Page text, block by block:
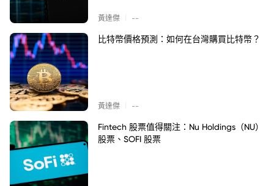
黃達傑 --
比特幣價格預測：如何在台灣購買比特幣？
黃達傑 --
Fintech 股票值得關注：Nu Holdings（NU）
股票、SOFI 股票